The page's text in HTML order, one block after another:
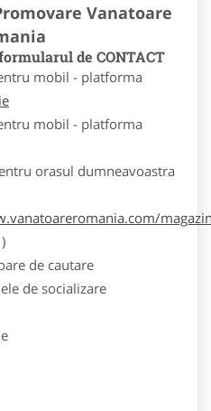
Vanatoare
de CONTACT
mobil - platforma
mobil - platforma
orasul dumneavoastra
)
de cautare
de socializare